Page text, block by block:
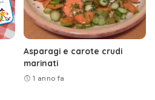
Asparagi e carote crudi
marinati
1 anno fa